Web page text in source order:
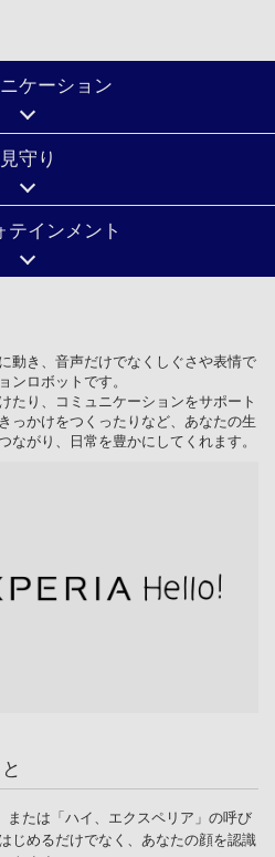
ケーション
見守り
テインメント
動き、音声だけでなくしぐさや表情で
ロボットです。
たり、コミュニケーションをサポート
っかけをつくったりなど、あなたの生
がり、日常を豊かにしてくれます。
たは「ハイ、エクスペリア」の呼び
じめるだけでなく、あなたの顔を認識